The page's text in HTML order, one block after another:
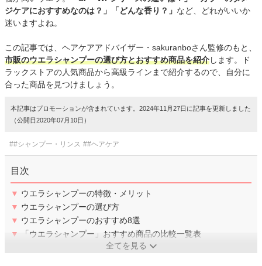
ジケアにおすすめなのは？」「どんな香り？」 など、どれがいいか
迷いますよね。
この記事では、ヘアケアアドバイザー・sakuranboさん監修のもと、
市販のウエラシャンプーの選び方とおすすめ商品を紹介します。ド
ラックストアの人気商品から高級ラインまで紹介するので、自分に
合った商品を見つけましょう。
本記事はプロモーションが含まれています。2024年11月27日に記事を更新しました
（公開日2020年07月10日）
##シャンプー・リンス ##ヘアケア
目次
▼ ウエラシャンプーの特徴・メリット
▼ ウエラシャンプーの選び方
▼ ウエラシャンプーのおすすめ8選
▼
「ウエラシャンプー」おすすめ商品の比較一覧表
全てを見る